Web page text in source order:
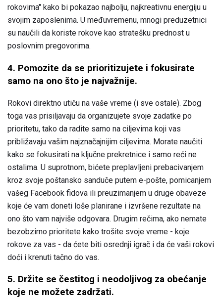
rokovima" kako bi pokazao najbolju, najkreativnu energiju u
svojim zaposlenima. U međuvremenu, mnogi preduzetnici
su naučili da koriste rokove kao stratešku prednost u
poslovnim pregovorima.
4. Pomozite da se prioritizujete i fokusirate
samo na ono što je najvažnije.
Rokovi direktno utiču na vaše vreme (i sve ostale). Zbog
toga vas prisiljavaju da organizujete svoje zadatke po
prioritetu, tako da radite samo na ciljevima koji vas
približavaju vašim najznačajnijim ciljevima. Morate naučiti
kako se fokusirati na ključne prekretnice i samo reći ne
ostalima. U suprotnom, bićete preplavljeni prebacivanjem
kroz svoje poštansko sanduče putem e-pošte, pomicanjem
vašeg Facebook fidova ili preuzimanjem u druge obaveze
koje će vam doneti loše planirane i izvršene rezultate na
ono što vam najviše odgovara. Drugim rečima, ako nemate
bezobzirno prioritete kako trošite svoje vreme - koje
rokove za vas - da ćete biti osrednji igrač i da će vaši rokovi
doći i krenuti tačno do vas.
5. Držite se čestitog i neodoljivog za obećanje
koje ne možete zadržati.